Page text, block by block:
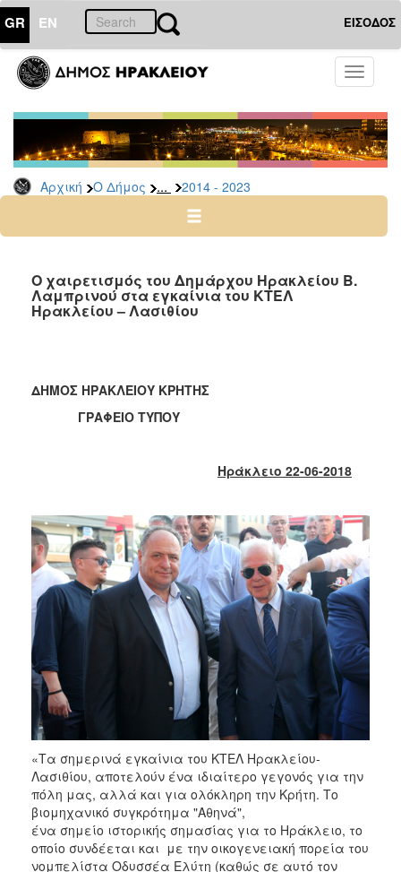
GR EN ΕΙΣΟΔΟΣ
Toggle
Αρχική Ο Δήμος ... 2014 - 2023
ΔΗΜΟΣ
Δήμαρχος
Ομιλίες
-
Χαιρετισμοί
-
-
2014
-
2013
ΤΟΠΟΣ
ΠΟΛΙΤΙΣΜΟΣ
ΑΝΘΕΚΤΙΚΗ
ΠΟΛΗ
O χαιρετισμός του Δημάρχου Ηρακλείου Β.
Λαμπρινού στα εγκαίνια του ΚΤΕΛ
Ηρακλείου – Λασιθίου
ΔΗΜΟΣ ΗΡΑΚΛΕΙΟΥ ΚΡΗΤΗΣ
ΓΡΑΦΕΙΟ ΤΥΠΟΥ
Ηράκλειο 22-06-2018
«Τα σημερινά εγκαίνια του ΚΤΕΛ Ηρακλείου-
Λασιθίου, αποτελούν ένα ιδιαίτερο γεγονός για την
πόλη μας, αλλά και για ολόκληρη την Κρήτη. Το
βιομηχανικό συγκρότημα "Αθηνά",
ένα σημείο ιστορικής σημασίας για το Ηράκλειο, το
οποίο συνδέεται και με την οικογενειακή πορεία του
νομπελίστα Οδυσσέα Ελύτη (καθώς σε αυτό τον